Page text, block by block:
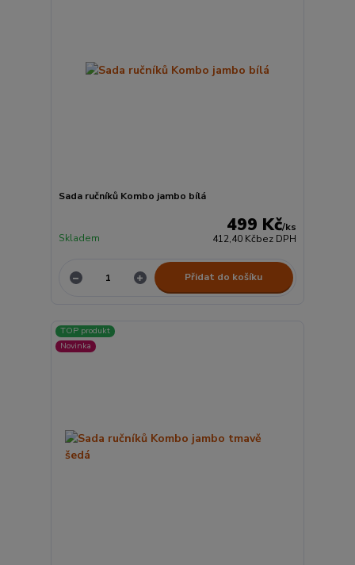
Sada ručníků Kombo jambo bílá
499 Kč/ks
412,40 Kčbez DPH
Skladem
Přidat do košíku
TOP produkt
Novinka